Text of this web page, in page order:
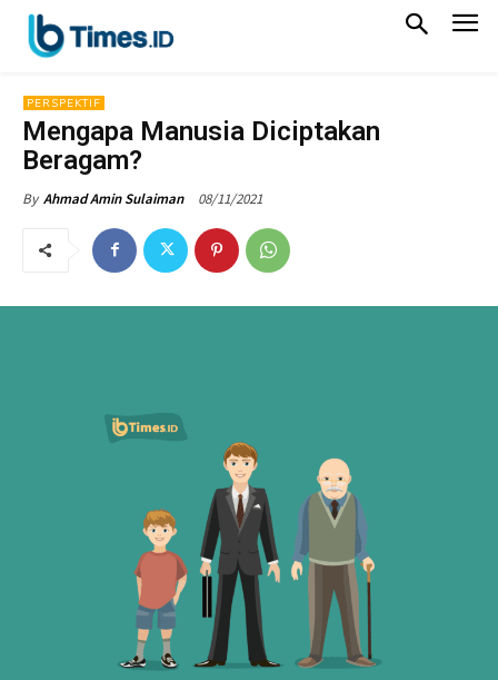
PERSPEKTIF
Mengapa Manusia Diciptakan
Beragam?
By Ahmad Amin Sulaiman 08/11/2021